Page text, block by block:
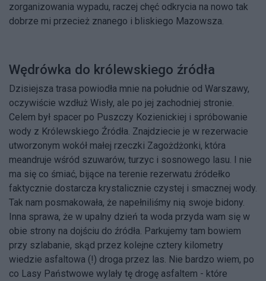
zorganizowania wypadu, raczej chęć odkrycia na nowo tak
dobrze mi przecież znanego i bliskiego Mazowsza.
Wędrówka do królewskiego źródła
Dzisiejsza trasa powiodła mnie na południe od Warszawy,
oczywiście wzdłuż Wisły, ale po jej zachodniej stronie.
Celem był spacer po Puszczy Kozienickiej i spróbowanie
wody z Królewskiego Źródła. Znajdziecie je w rezerwacie
utworzonym wokół małej rzeczki Zagożdżonki, która
meandruje wśród szuwarów, turzyc i sosnowego lasu. I nie
ma się co śmiać, bijące na terenie rezerwatu źródełko
faktycznie dostarcza krystalicznie czystej i smacznej wody.
Tak nam posmakowała, że napełniliśmy nią swoje bidony.
Inna sprawa, że w upalny dzień ta woda przyda wam się w
obie strony na dojściu do źródła. Parkujemy tam bowiem
przy szlabanie, skąd przez kolejne cztery kilometry
wiedzie asfaltowa (!) droga przez las. Nie bardzo wiem, po
co Lasy Państwowe wylały tę drogę asfaltem - które